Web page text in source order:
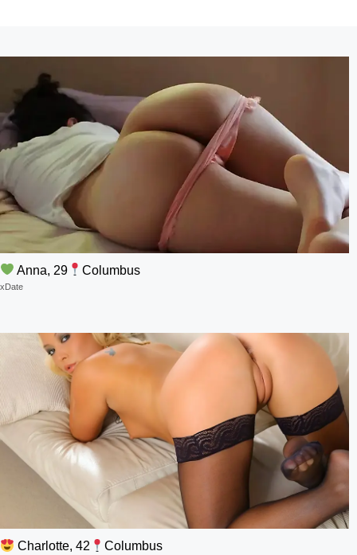
Anna, 29 Columbus
xDate
Charlotte, 42 Columbus